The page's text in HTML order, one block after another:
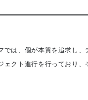
では、個が本質を追求し
ェクト進行を行っており、